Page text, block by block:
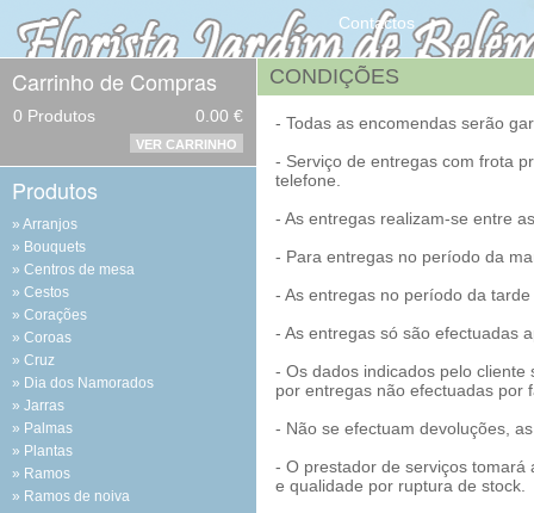
Contactos
Carrinho de Compras
0 Produtos 0.00 €
VER CARRINHO
Produtos
Arranjos
Bouquets
Centros de mesa
Cestos
Corações
Coroas
Cruz
Dia dos Namorados
Jarras
Palmas
Plantas
Ramos
Ramos de noiva
CONDIÇÕES
- Todas as encomendas serão
- Serviço de entregas com frota
telefone.
- As entregas realizam-se entre
- Para entregas no período da
- As entregas no período da
- As entregas só são efectuadas
- Os dados indicados pelo
por entregas não efectuadas por
- Não se efectuam devoluções,
- O prestador de serviços
e qualidade por ruptura de stock.